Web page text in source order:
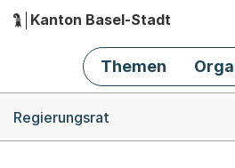
Hauptnavigation
Kanton Basel-Stadt
Themen
Regierungsrat